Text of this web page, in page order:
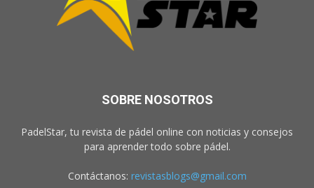
SOBRE NOSOTROS
PadelStar, tu revista de pádel online con noticias y consejos
para aprender todo sobre pádel.
Contáctanos: revistasblogs@gmail.com